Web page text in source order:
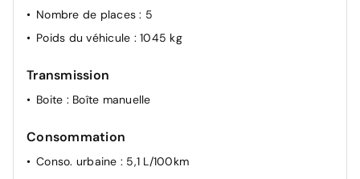
Nombre de places: 5
Poids du véhicule : 1045 kg
Transmission
Boite : Boîte manuelle
Consommation
Conso. urbaine : 5,1 L/100km